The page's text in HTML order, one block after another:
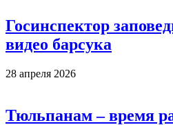
Госинспектор
видео барсука
28 апреля 2026
Тюльпанам – время